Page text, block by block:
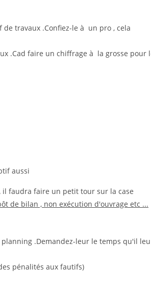
travaux .Confiez-le à un pro , cela
.Cad faire un chiffrage à la grosse pour
aussi
il faudra faire un petit tour sur la case
de bilan , non exécution d'ouvrage etc ...
.Demandez-leur le temps qu'il
pénalités aux fautifs)